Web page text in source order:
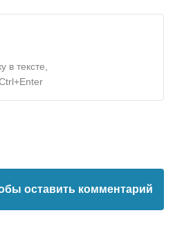
в тексте,
оставить комментарий